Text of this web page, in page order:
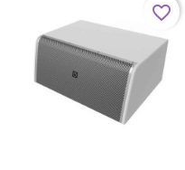
favorite_border